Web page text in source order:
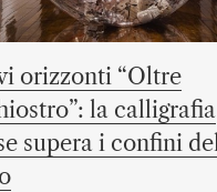
orizzonti “Oltre
la calligrafia
supera i confini del